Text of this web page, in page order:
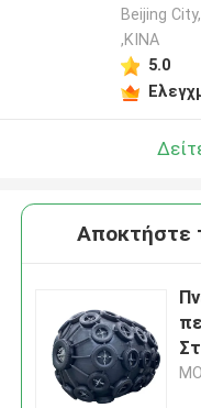
Beijing
,ΚΙΝΑ
5.0
Αποκτήστε